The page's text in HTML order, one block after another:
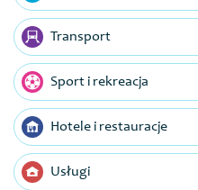
Transport
Sport i rekreacja
Hotele i restauracje
Usługi